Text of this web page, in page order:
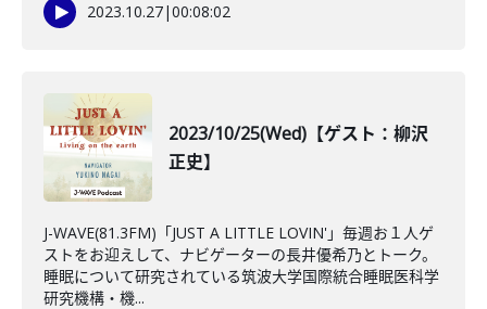
2023.10.27|00:08:02
2023/10/25(Wed)【ゲスト：柳沢
正史】
J-WAVE(81.3FM)「JUST A LITTLE LOVIN'」毎週お１人ゲ
ストをお迎えして、ナビゲーターの長井優希乃とトーク。
睡眠について研究されている筑波大学国際統合睡眠医科学
研究機構・機...